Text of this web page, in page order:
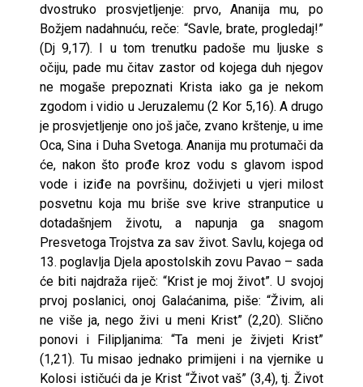
dvostruko prosvjetljenje: prvo, Ananija mu, po
Božjem nadahnuću, reče: “Savle, brate, progledaj!”
(Dj 9,17). I u tom trenutku padoše mu ljuske s
očiju, pade mu čitav zastor od kojega duh njegov
ne mogaše prepoznati Krista iako ga je nekom
zgodom i vidio u Jeruzalemu (2 Kor 5,16). A drugo
je prosvjetljenje ono još jače, zvano krštenje, u ime
Oca, Sina i Duha Svetoga. Ananija mu protumači da
će, nakon što prođe kroz vodu s glavom ispod
vode i iziđe na površinu, doživjeti u vjeri milost
posvetnu koja mu briše sve krive stranputice u
dotadašnjem životu, a napunja ga snagom
Presvetoga Trojstva za sav život. Savlu, kojega od
13. poglavlja Djela apostolskih zovu Pavao – sada
će biti najdraža riječ: “Krist je moj život”. U svojoj
prvoj poslanici, onoj Galaćanima, piše: “Živim, ali
ne više ja, nego živi u meni Krist” (2,20). Slično
ponovi i Filipljanima: “Ta meni je živjeti Krist”
(1,21). Tu misao jednako primijeni i na vjernike u
Kolosi ističući da je Krist “Život vaš” (3,4), tj. Život